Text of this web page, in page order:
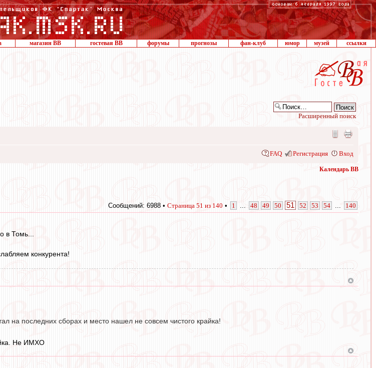
магазин ВВ гостевая ВВ форумы прогнозы фан-клуб юмор музей ссылки
Расширенный поиск
FAQ Регистрация Вход
Календарь ВВ
Сообщений: 6988 • Страница 51 из 140 • 1 48 49 50 51 52 53 54 140
в Томь...
конкурента!
на последних сборах и место нашел не совсем чистого крайка!
Не ИМХО